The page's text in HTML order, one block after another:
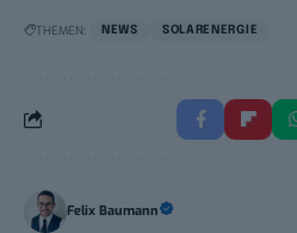
THEMEN: NEWS SOLARENERGIE
Felix Baumann